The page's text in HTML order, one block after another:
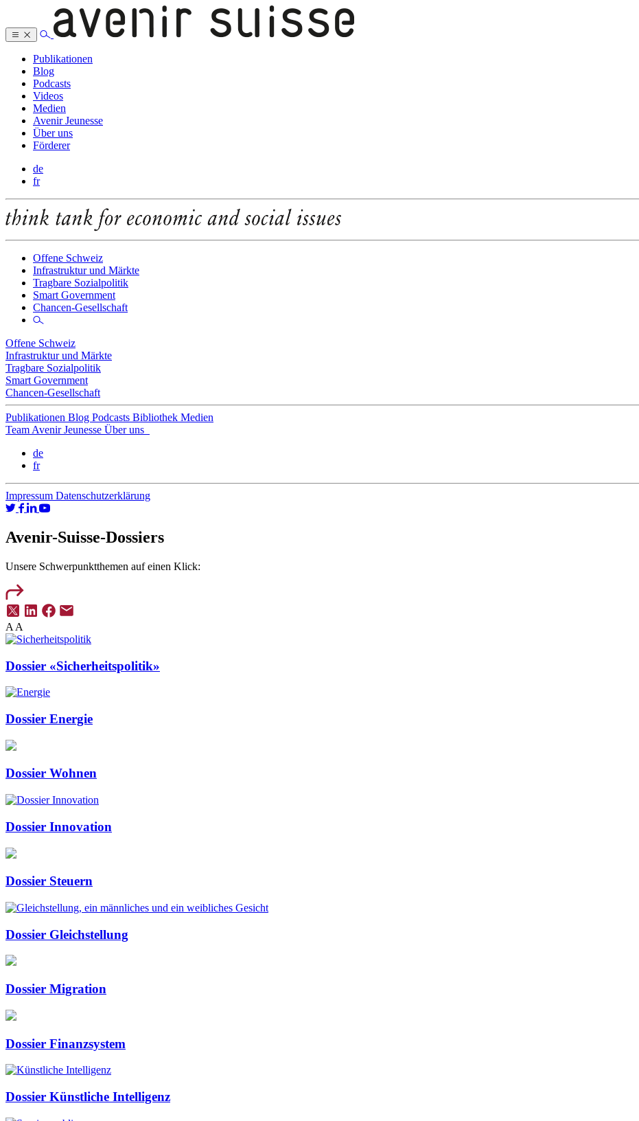
Publikationen
Blog
Podcasts
Videos
Medien
Avenir Jeunesse
Über uns
Förderer
de
fr
Offene Schweiz
Infrastruktur und Märkte
Tragbare Sozialpolitik
Smart Government
Chancen-Gesellschaft
Offene Schweiz
Infrastruktur und Märkte
Tragbare Sozialpolitik
Smart Government
Chancen-Gesellschaft
Publikationen Blog Podcasts Bibliothek Medien
Team Avenir Jeunesse Über uns
de
fr
Impressum Datenschutzerklärung
Avenir-Suisse-Dossiers
Unsere Schwerpunktthemen auf einen Klick:
A A
Dossier «Sicherheitspolitik»
Dossier Energie
Dossier Wohnen
Dossier Innovation
Dossier Steuern
Dossier Gleichstellung
Dossier Migration
Dossier Finanzsystem
Dossier Künstliche Intelligenz